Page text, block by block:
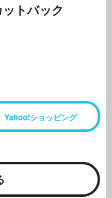
トバック
Yahoo!ショッピング